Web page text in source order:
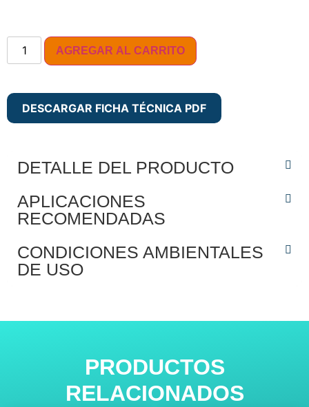
AGREGAR AL CARRITO
DESCARGAR FICHA TÉCNICA PDF
DETALLE DEL PRODUCTO
APLICACIONES
RECOMENDADAS
CONDICIONES AMBIENTALES
DE USO
PRODUCTOS
RELACIONADOS